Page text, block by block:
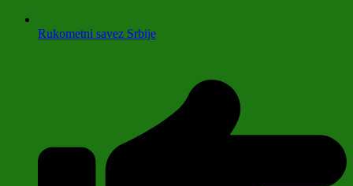
Rukometni savez Srbije